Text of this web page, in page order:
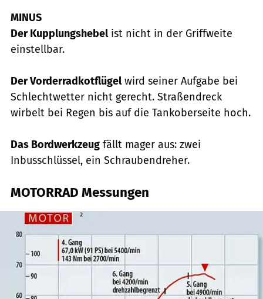
MINUS
Der Kupplungshebelist nicht in der Griffweite
einstellbar.
Der Vorderradkotflügelwird seiner Aufgabe bei
Schlechtwetter nicht gerecht. Straßendreck
wirbelt bei Regen bis auf die Tankoberseite hoch.
Das Bordwerkzeug fällt mager aus: zwei
Inbusschlüssel, ein Schraubendreher.
MOTORRAD Messungen